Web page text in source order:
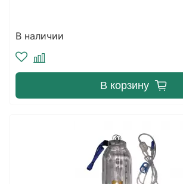
В наличии
В корзину